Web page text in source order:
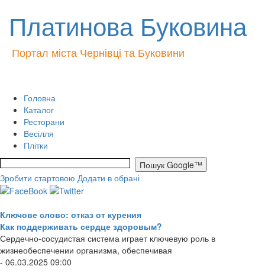
Платинова Буковина
Портал міста Чернівці та Буковини
Головна
Каталог
Ресторани
Весілля
Плітки
Зробити стартовою Додати в обрані
Ключове слово: отказ от курения
Как поддерживать сердце здоровым?
Сердечно-сосудистая система играет ключевую роль в
жизнеобеспечении организма, обеспечивая
- 06.03.2025 09:00